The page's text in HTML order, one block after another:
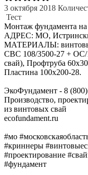
3 октября 2018
Тест
Монтаж фундамента
АДРЕС: МО,
МАТЕРИАЛЫ:
СВС 108/3500-27 + ОС/
свай), Профтруба
Пластина 100х200-28.
ЭкоФундамент - 8
Производство,
из винтовых свай
ecofundament.ru
#мо
#криннеры
#проектирование
#фундамент